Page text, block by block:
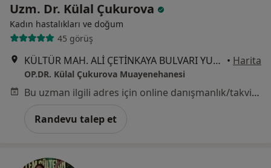
Uzm. Dr. Külal Çukurova
Kadın hastalıkları ve doğum
45 görüş
KÜLTÜR MAH. ALİ ÇETİNKAYA BULVARI YUNUS APT. NO:12 KAT:1 DAİRE:2 ALSANCAK, İzmir • Harita
OP.DR. Külal Çukurova Muayenehanesi
Bu uzman ilgili adres için online danışmanlık/takvim sunmuyor.
Randevu talep et